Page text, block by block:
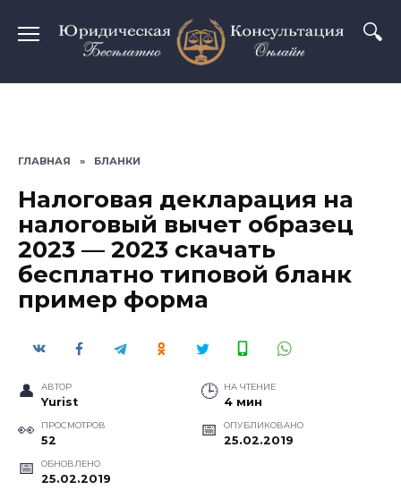
содержанию
ГЛАВНАЯ » БЛАНКИ
Налоговая декларация на
налоговый вычет образец
2023 — 2023 скачать
бесплатно типовой бланк
пример форма
АВТОР
Yurist
НА ЧТЕНИЕ
4 мин
ПРОСМОТРОВ
52
ОПУБЛИКОВАНО
25.02.2019
ОБНОВЛЕНО
25.02.2019